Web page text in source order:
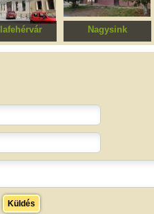
Miklós-ház,
Nagysink
Latin iskola
Küldés